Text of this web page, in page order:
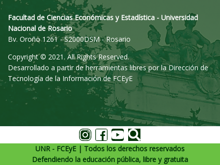
Facultad de Ciencias Económicas y Estadística - Universidad
Nacional de Rosario
Bv. Oroño 1261 - S2000DSM - Rosario
Copyright © 2021. All Rights Reserved.
Desarrollado a partir de herramientas libres por la Dirección de
Tecnología de la Información de FCEyE
UNR - FCEyE | Todos los derechos reservados
Defendiendo la educación pública, libre y gratuita